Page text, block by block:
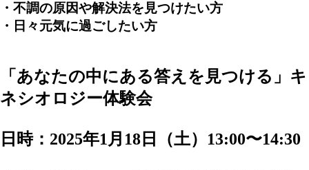
・不調の原因や解決法を見つけたい方
・日々元気に過ごしたい方
「あなたの中にある答えを見つける」キ
ネシオロジー体験会
日時：2025年1月18日（土）13:00〜14:30